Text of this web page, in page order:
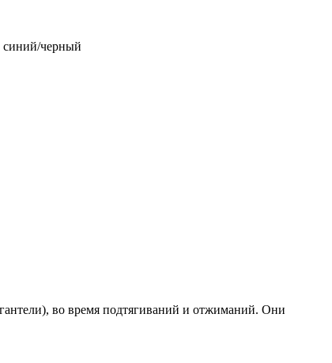
синий/черный
во время подтягиваний и отжиманий. Они